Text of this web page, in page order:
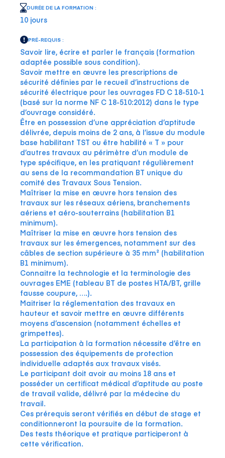
DURÉE DE LA FORMATION :
10 jours
PRÉ-REQUIS :
Savoir lire, écrire et parler le français (formation
adaptée possible sous condition).
Savoir mettre en œuvre les prescriptions de
sécurité définies par le recueil d’instructions de
sécurité électrique pour les ouvrages FD C 18-510-1
(basé sur la norme NF C 18-510:2012) dans le type
d’ouvrage considéré.
Être en possession d’une appréciation d’aptitude
délivrée, depuis moins de 2 ans, à l’issue du module
base habilitant TST ou être habilité « T » pour
d’autres travaux au périmètre d’un module de
type spécifique, en les pratiquant régulièrement
au sens de la recommandation BT unique du
comité des Travaux Sous Tension.
Maîtriser la mise en œuvre hors tension des
travaux sur les réseaux aériens, branchements
aériens et aéro-souterrains (habilitation B1
minimum).
Maîtriser la mise en œuvre hors tension des
travaux sur les émergences, notamment sur des
câbles de section supérieure à 35 mm² (habilitation
B1 minimum).
Connaitre la technologie et la terminologie des
ouvrages EME (tableau BT de postes HTA/BT, grille
fausse coupure, ….).
Maitriser la réglementation des travaux en
hauteur et savoir mettre en œuvre différents
moyens d’ascension (notamment échelles et
grimpettes).
La participation à la formation nécessite d’être en
possession des équipements de protection
individuelle adaptés aux travaux visés.
Le participant doit avoir au moins 18 ans et
posséder un certificat médical d’aptitude au poste
de travail valide, délivré par la médecine du
travail.
Ces prérequis seront vérifiés en début de stage et
conditionneront la poursuite de la formation.
Des tests théorique et pratique participeront à
cette vérification.